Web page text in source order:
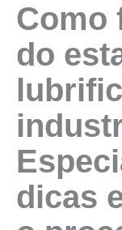
Como
do
dicas